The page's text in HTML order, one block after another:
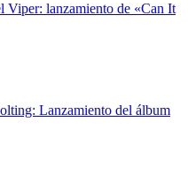
Viper: lanzamiento de «Can It
Lanzamiento del álbum